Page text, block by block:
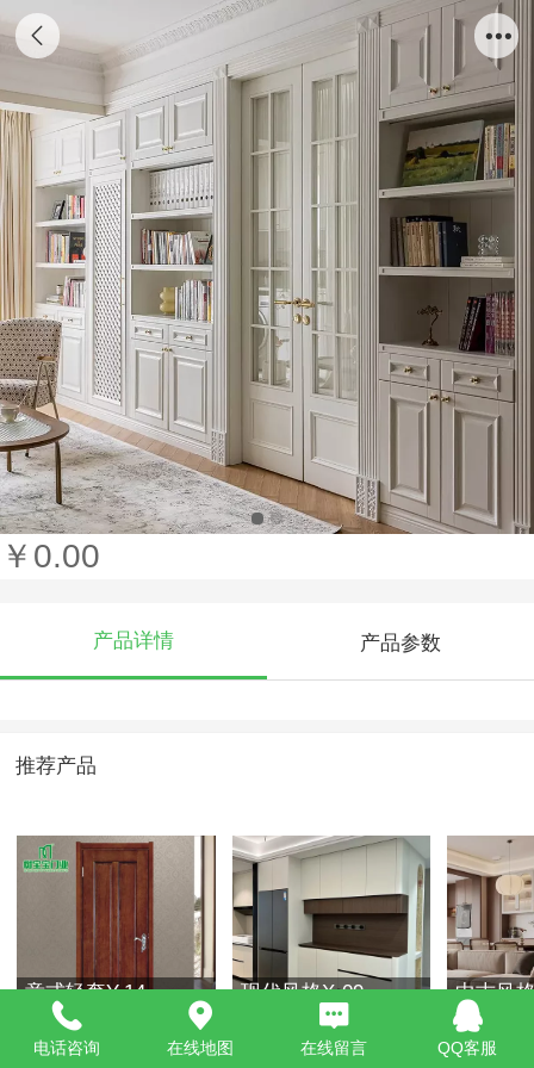
法式风格F-15
￥0.00
产品详情 产品参数
推荐产品
意式轻奢Y-14 现代风格X-09 中古风
电话咨询 在线地图 在线留言 QQ客服